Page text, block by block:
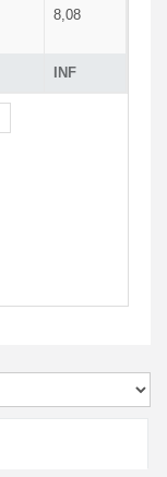
INF
8,08